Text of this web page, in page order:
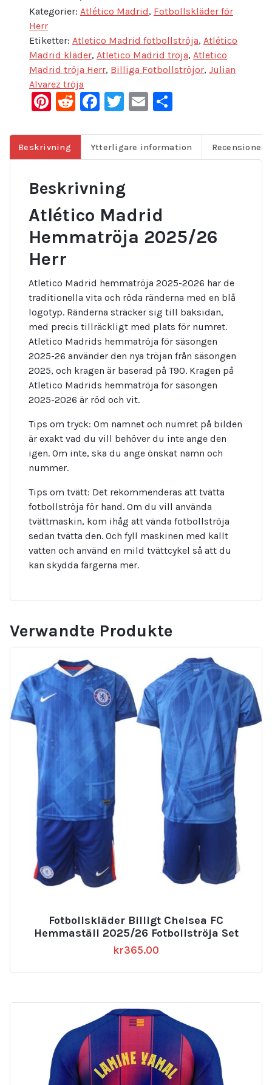
Kategorier: Atlético Madrid, Fotbollskläder för
Herr
Etiketter: Atletico Madrid fotbollströja, Atlético
Madrid kläder, Atletico Madrid tröja, Atletico
Madrid tröja Herr, Billiga Fotbollströjor, Julian
Alvarez tröja
Pinterest
Reddit
Facebook
Twitter
Email
Beskrivning Ytterligare information Recensioner
Beskrivning
Atlético Madrid
Hemmatröja 2025/26
Herr
Atletico Madrid hemmatröja 2025-2026 har de
traditionella vita och röda ränderna med en blå
logotyp. Ränderna sträcker sig till baksidan,
med precis tillräckligt med plats för numret.
Atletico Madrids hemmatröja för säsongen
2025-26 använder den nya tröjan från säsongen
2025, och kragen är baserad på T90. Kragen på
Atletico Madrids hemmatröja för säsongen
2025-2026 är röd och vit.
Tips om tryck: Om namnet och numret på bilden
är exakt vad du vill behöver du inte ange den
igen. Om inte, ska du ange önskat namn och
nummer.
Tips om tvätt: Det rekommenderas att tvätta
fotbollströja för hand. Om du vill använda
tvättmaskin, kom ihåg att vända fotbollströja
sedan tvätta den. Och fyll maskinen med kallt
vatten och använd en mild tvättcykel så att du
kan skydda färgerna mer.
Verwandte Produkte
Fotbollskläder Billigt Chelsea FC
Hemmaställ 2025/26 Fotbollströja Set
kr365.00